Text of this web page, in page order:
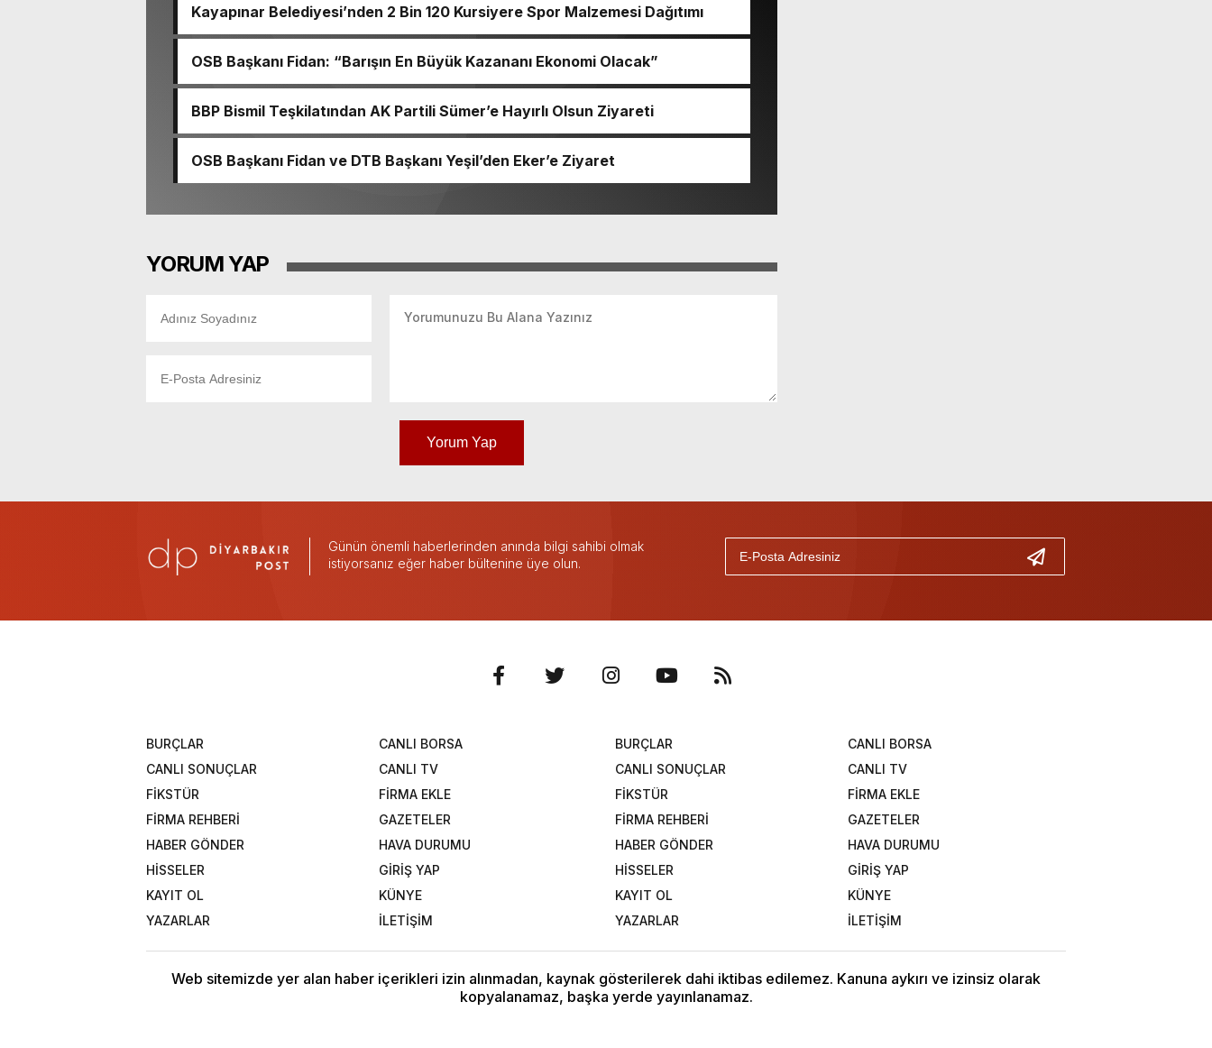
Kayapınar Belediyesi’nden 2 Bin 120 Kursiyere Spor Malzemesi Dağıtımı
OSB Başkanı Fidan: “Barışın En Büyük Kazananı Ekonomi Olacak”
BBP Bismil Teşkilatından AK Partili Sümer’e Hayırlı Olsun Ziyareti
OSB Başkanı Fidan ve DTB Başkanı Yeşil’den Eker’e Ziyaret
YORUM YAP
Yorum Yap
Günün önemli haberlerinden anında bilgi sahibi olmak
istiyorsanız eğer haber bültenine üye olun.
BURÇLAR
CANLI BORSA
CANLI SONUÇLAR
CANLI TV
FİKSTÜR
FİRMA EKLE
FİRMA REHBERİ
GAZETELER
HABER GÖNDER
HAVA DURUMU
HİSSELER
GİRİŞ YAP
KAYIT OL
KÜNYE
YAZARLAR
İLETİŞİM
BURÇLAR
CANLI BORSA
CANLI SONUÇLAR
CANLI TV
FİKSTÜR
FİRMA EKLE
FİRMA REHBERİ
GAZETELER
HABER GÖNDER
HAVA DURUMU
HİSSELER
GİRİŞ YAP
KAYIT OL
KÜNYE
YAZARLAR
İLETİŞİM
Web sitemizde yer alan haber içerikleri izin alınmadan, kaynak gösterilerek dahi iktibas edilemez. Kanuna aykırı ve izinsiz olarak
kopyalanamaz, başka yerde yayınlanamaz.